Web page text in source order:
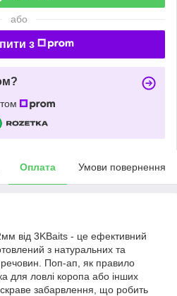
або
з
Оплата Умови повернення
від 3KBaits - це ефективний
з натуральних та
Поп-ап, як правило
для ловлі коропа або інших
забарвлення, що робить